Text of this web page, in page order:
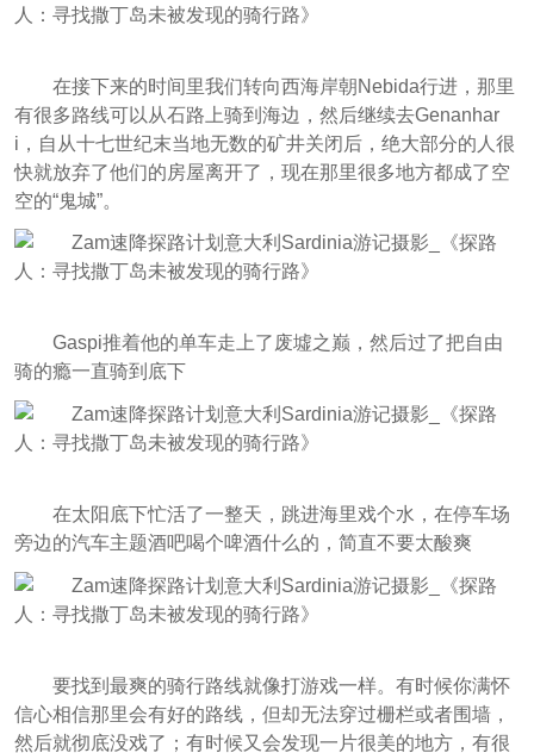
在接下来的时间里我们转向西海岸朝Nebida行进，那里
有很多路线可以从石路上骑到海边，然后继续去Genanhar
i，自从十七世纪末当地无数的矿井关闭后，绝大部分的人很
快就放弃了他们的房屋离开了，现在那里很多地方都成了空
空的“鬼城”。
Gaspi推着他的单车走上了废墟之巅，然后过了把自由
骑的瘾一直骑到底下
在太阳底下忙活了一整天，跳进海里戏个水，在停车场
旁边的汽车主题酒吧喝个啤酒什么的，简直不要太酸爽
要找到最爽的骑行路线就像打游戏一样。有时候你满怀
信心相信那里会有好的路线，但却无法穿过栅栏或者围墙，
然后就彻底没戏了；有时候又会发现一片很美的地方，有很